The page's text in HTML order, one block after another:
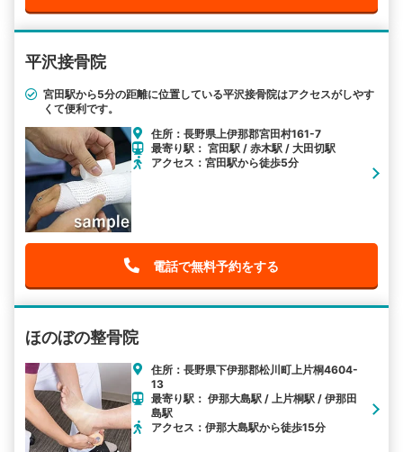
平沢接骨院
宮田駅から5分の距離に位置している平沢接骨院はアクセスがしやす
くて便利です。
住所：長野県上伊那郡宮田村161-7
最寄り駅： 宮田駅 / 赤木駅 / 大田切駅
アクセス：宮田駅から徒歩5分
電話で無料予約をする
ほのぼの整骨院
住所：長野県下伊那郡松川町上片桐4604-
13
最寄り駅： 伊那大島駅 / 上片桐駅 / 伊那田
島駅
アクセス：伊那大島駅から徒歩15分